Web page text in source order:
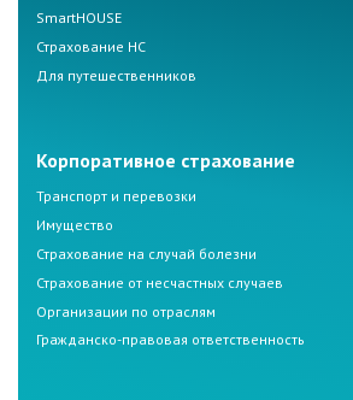
SmartHOUSE
Страхование НС
Для путешественников
Корпоративное страхование
Транспорт и перевозки
Имущество
Страхование на случай болезни
Страхование от несчастных случаев
Организации по отраслям
Гражданско-правовая ответственность